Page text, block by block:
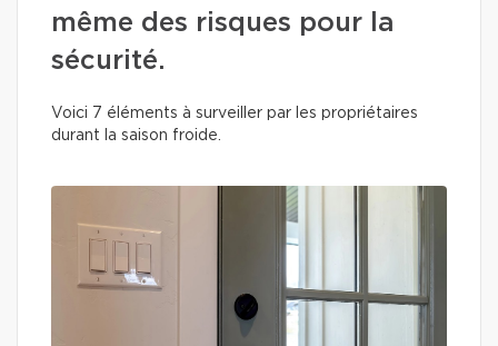
même des risques pour la
sécurité.
Voici 7 éléments à surveiller par les propriétaires
durant la saison froide.